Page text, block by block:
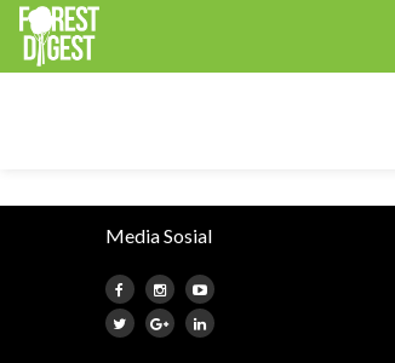
Media Sosial